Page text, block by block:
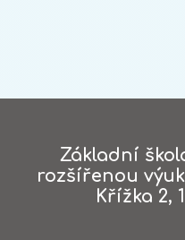
Základní
rozšířenou
Křížka 2,